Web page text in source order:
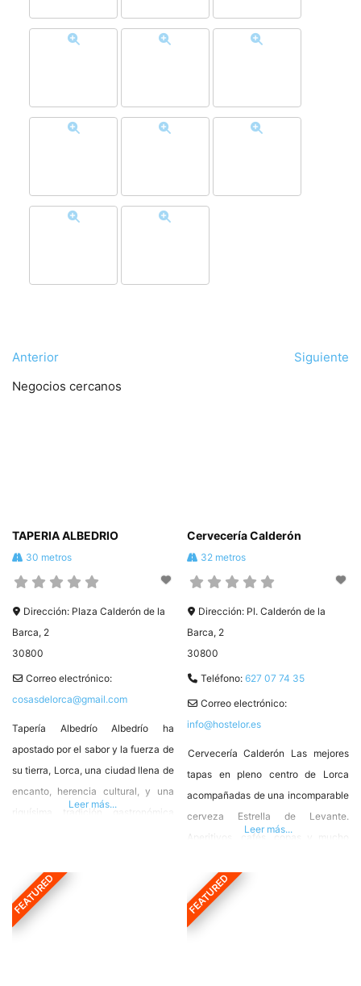
Anterior
Siguiente
Negocios cercanos
TAPERIA ALBEDRIO
30 metros
Dirección: Plaza Calderón de la
Barca, 2
30800
Correo electrónico:
cosasdelorca@gmail.com
Tapería Albedrío Albedrío ha
apostado por el sabor y la fuerza de
su tierra, Lorca, una ciudad llena de
encanto, herencia cultural, y una
riquísima tradición gastronómica
propuesta gastronómica
innovadora que ha conjugado
productos tradicionales con nuevas
Leer más...
Cervecería Calderón
32 metros
Dirección: Pl. Calderón de la
Barca, 2
30800
Teléfono: 627 07 74 35
Correo electrónico:
info@hostelor.es
Cervecería Calderón Las mejores
tapas en pleno centro de Lorca
acompañadas de una incomparable
cerveza Estrella de Levante.
Aperitivos, cafés, copas y mucho
Calderón de la Barca, 30800 Lorca,
Murcia T. 627 07 74 35
#HosteleriadeLorca ❤️ #Hostelor
Leer más...
FEATURED FEATURED